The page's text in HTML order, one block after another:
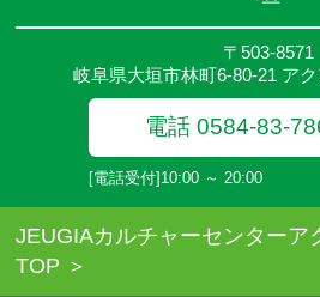
〒503-8571
岐阜県大垣市林町6-80-21 ア
電話 0584-83-
[電話受付]10:00 ～ 20:00
JEUGIAカルチャーセンターア
TOP